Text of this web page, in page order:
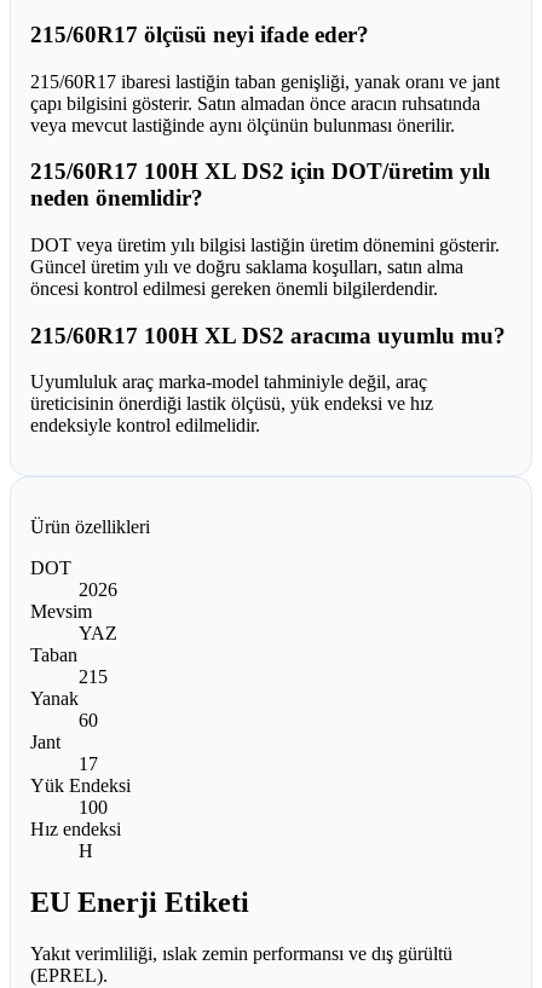
215/60R17 ölçüsü neyi ifade eder?
215/60R17 ibaresi lastiğin taban genişliği, yanak oranı ve jant
çapı bilgisini gösterir. Satın almadan önce aracın ruhsatında
veya mevcut lastiğinde aynı ölçünün bulunması önerilir.
215/60R17 100H XL DS2 için DOT/üretim yılı
neden önemlidir?
DOT veya üretim yılı bilgisi lastiğin üretim dönemini gösterir.
Güncel üretim yılı ve doğru saklama koşulları, satın alma
öncesi kontrol edilmesi gereken önemli bilgilerdendir.
215/60R17 100H XL DS2 aracıma uyumlu mu?
Uyumluluk araç marka-model tahminiyle değil, araç
üreticisinin önerdiği lastik ölçüsü, yük endeksi ve hız
endeksiyle kontrol edilmelidir.
Ürün özellikleri
DOT
2026
Mevsim
YAZ
Taban
215
Yanak
60
Jant
17
Yük Endeksi
100
Hız endeksi
H
EU Enerji Etiketi
Yakıt verimliliği, ıslak zemin performansı ve dış gürültü
(EPREL).